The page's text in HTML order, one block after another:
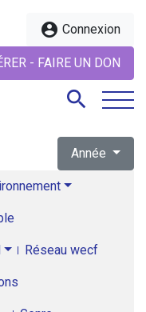
account_circle Connexion
- FAIRE UN DON
search
Année
Réseau wecf